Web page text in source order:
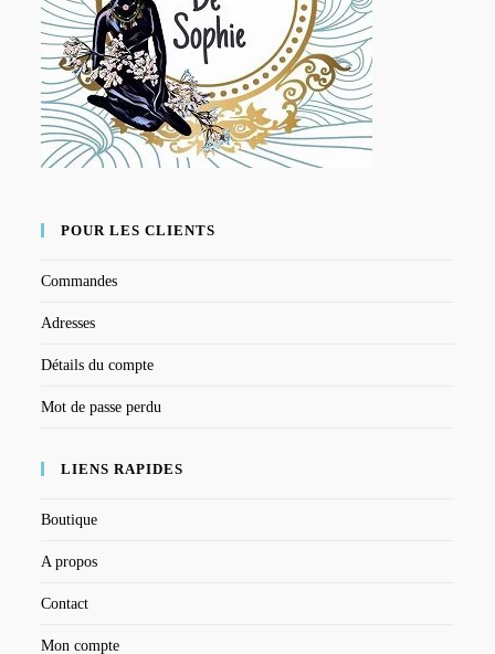
POUR LES CLIENTS
Commandes
Adresses
Détails du compte
Mot de passe perdu
LIENS RAPIDES
Boutique
A propos
Contact
Mon compte